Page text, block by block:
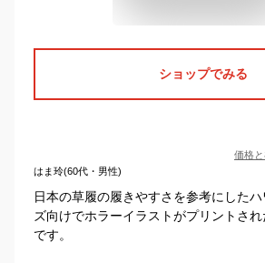
ショップでみる
価格
はま玲(60代・男性)
日本の草履の履きやすさを参考にした
ズ向けでホラーイラストがプリントさ
です。